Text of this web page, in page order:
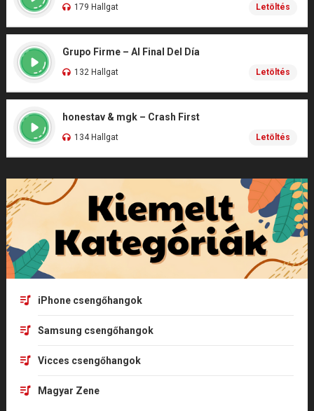
179 Hallgat Letöltés
Grupo Firme – Al Final Del Día
132 Hallgat Letöltés
honestav & mgk – Crash First
134 Hallgat Letöltés
iPhone csengőhangok
Samsung csengőhangok
Vicces csengőhangok
Magyar Zene